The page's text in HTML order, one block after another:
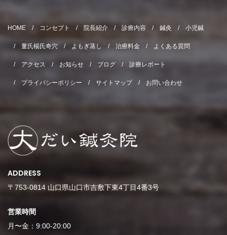
HOME コンセプト 院長紹介 診療内容 鍼灸 小児鍼
董氏楊氏奇穴 よもぎ蒸し 治療料金 よくある質問
アクセス お知らせ ブログ 診療レポート
プライバシーポリシー サイトマップ お問い合わせ
ADDRESS
〒753-0814 山口県山口市吉敷下東4丁目4番3号
営業時間
月〜金：9:00-20:00